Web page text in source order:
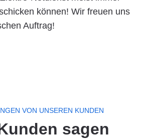
können! Wir freuen uns
Auftrag!
VON UNSEREN KUNDEN
sagen